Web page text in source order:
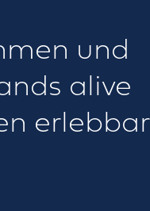
und
alive
erlebbar